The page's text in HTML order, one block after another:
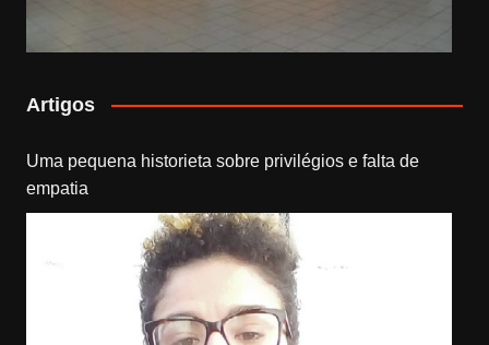
Artigos
Uma pequena historieta sobre privilégios e falta de
empatia